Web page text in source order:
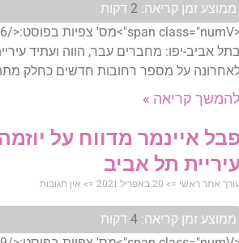
ממוצע זמן קריאה: 2 דקות
בתל אביב-יפו: מחברים עבר, הווה ועתיד
על מספר רחובות חדשים כחלק
להמשך קריאה »
פבל איינמר מדווח על
תל אביב
אתר ראשי 20 באפריל 2021 אין תגובות
ממוצע זמן קריאה: 4 דקות